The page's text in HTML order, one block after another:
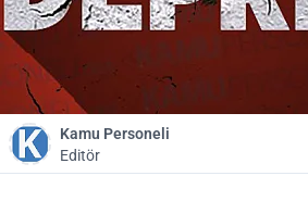
Kamu Personeli
Editör